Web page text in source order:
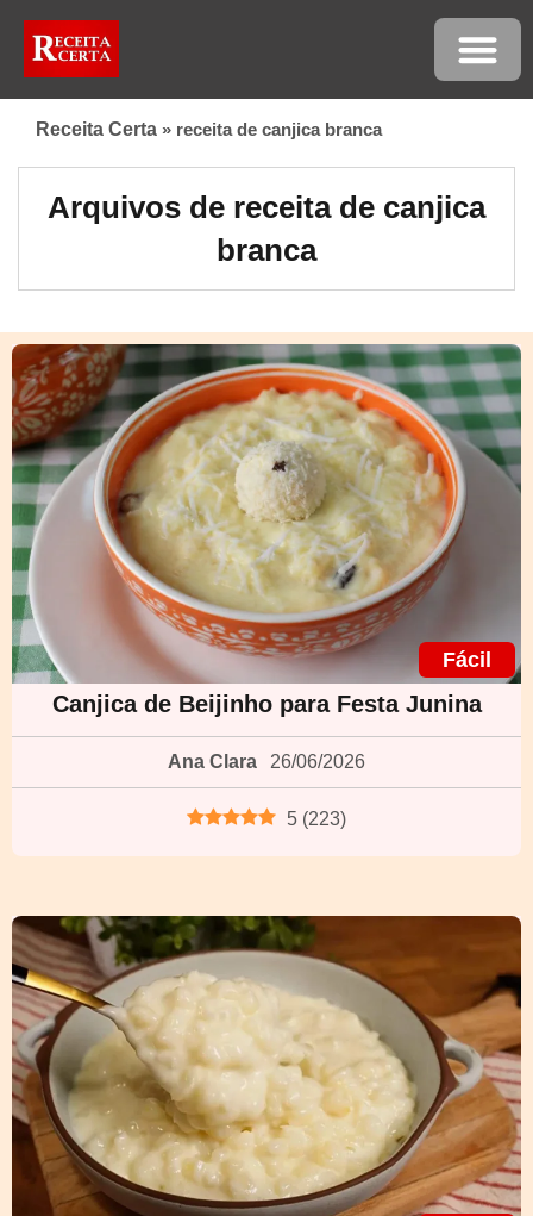
Receita Certa » receita de canjica branca
Arquivos de receita de canjica
branca
Fácil
Canjica de Beijinho para Festa Junina
Ana Clara 26/06/2026
5 (223)